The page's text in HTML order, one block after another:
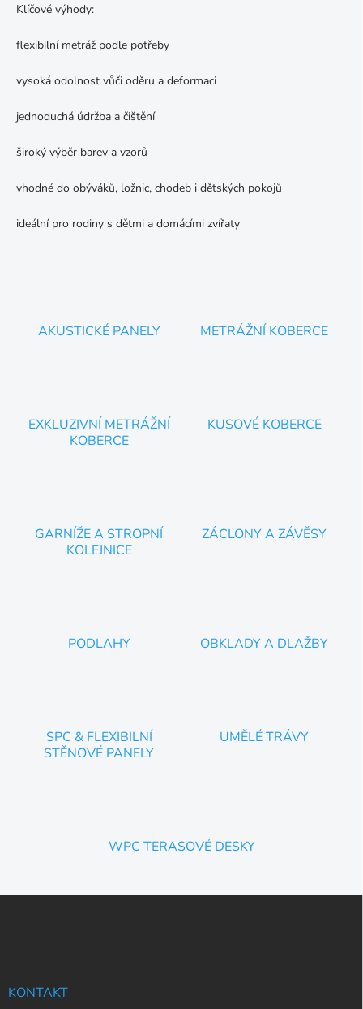
Klíčové výhody:
flexibilní metráž podle potřeby
vysoká odolnost vůči oděru a deformaci
jednoduchá údržba a čištění
široký výběr barev a vzorů
vhodné do obýváků, ložnic, chodeb i dětských pokojů
ideální pro rodiny s dětmi a domácími zvířaty
AKUSTICKÉ PANELY METRÁŽNÍ KOBERCE
EXKLUZIVNÍ METRÁŽNÍ
KOBERCE
KUSOVÉ KOBERCE
GARNÍŽE A STROPNÍ
KOLEJNICE
ZÁCLONY A ZÁVĚSY
PODLAHY OBKLADY A DLAŽBY
SPC & FLEXIBILNÍ
STĚNOVÉ PANELY
UMĚLÉ TRÁVY
WPC TERASOVÉ DESKY
Z
KONTAKT